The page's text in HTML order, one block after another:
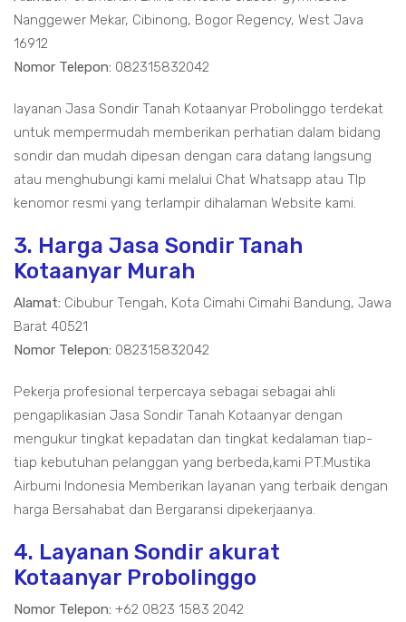
Nanggewer Mekar, Cibinong, Bogor Regency, West Java
16912
Nomor Telepon: 082315832042
layanan Jasa Sondir Tanah Kotaanyar Probolinggo terdekat
untuk mempermudah memberikan perhatian dalam bidang
sondir dan mudah dipesan dengan cara datang langsung
atau menghubungi kami melalui Chat Whatsapp atau Tlp
kenomor resmi yang terlampir dihalaman Website kami.
3. Harga Jasa Sondir Tanah
Kotaanyar Murah
Alamat: Cibubur Tengah, Kota Cimahi Cimahi Bandung, Jawa
Barat 40521
Nomor Telepon: 082315832042
Pekerja profesional terpercaya sebagai sebagai ahli
pengaplikasian Jasa Sondir Tanah Kotaanyar dengan
mengukur tingkat kepadatan dan tingkat kedalaman tiap-
tiap kebutuhan pelanggan yang berbeda,kami PT.Mustika
Airbumi Indonesia Memberikan layanan yang terbaik dengan
harga Bersahabat dan Bergaransi dipekerjaanya.
4. Layanan Sondir akurat
Kotaanyar Probolinggo
Nomor Telepon: +62 0823 1583 2042